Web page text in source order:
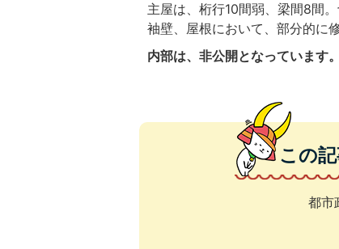
主屋は、桁行10間弱、梁間8間
袖壁、屋根において、部分的に
内部は、非公開となっています。
この
都市